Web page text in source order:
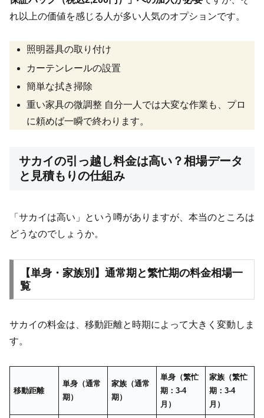
れ以上の価値を感じる人が多い人気のオプションです。
照明器具の取り付け
カーテンレールの設置
簡単な拭き掃除
重い家具の微調整 自分一人では大変な作業も、プロ
に頼めば一瞬で終わります。
サカイの引っ越し料金は高い？相場データ
と見積もりの仕組み
「サカイは高い」という噂がありますが、本当のところは
どうなのでしょうか。
【単身・家族別】通常期と繁忙期の料金相場一
覧
サカイの料金は、移動距離と時期によって大きく変動しま
す。
移動距離
単身（通常
期）
家族（通常
期）
単身（繁忙
期：3-4
月）
家族（繁忙
期：3-4
月）